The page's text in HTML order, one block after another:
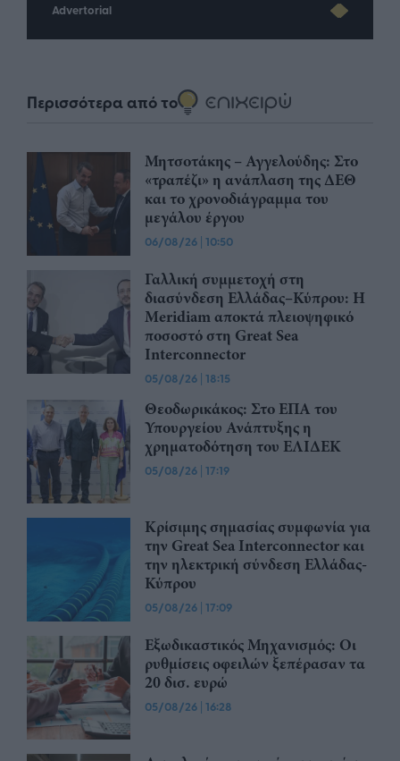
Advertorial
Περισσότερα από το
Μητσοτάκης – Αγγελούδης: Στο
«τραπέζι» η ανάπλαση της ΔΕΘ
και το χρονοδιάγραμμα του
μεγάλου έργου
06/08/26 | 10:50
Γαλλική συμμετοχή στη
διασύνδεση Ελλάδας–Κύπρου: Η
Meridiam αποκτά πλειοψηφικό
ποσοστό στη Great Sea
Interconnector
05/08/26 | 18:15
Θεοδωρικάκος: Στο ΕΠΑ του
Υπουργείου Ανάπτυξης η
χρηματοδότηση του ΕΛΙΔΕΚ
05/08/26 | 17:19
Κρίσιμης σημασίας συμφωνία για
την Great Sea Interconnector και
την ηλεκτρική σύνδεση Ελλάδας-
Κύπρου
05/08/26 | 17:09
Εξωδικαστικός Μηχανισμός: Οι
ρυθμίσεις οφειλών ξεπέρασαν τα
20 δισ. ευρώ
05/08/26 | 16:28